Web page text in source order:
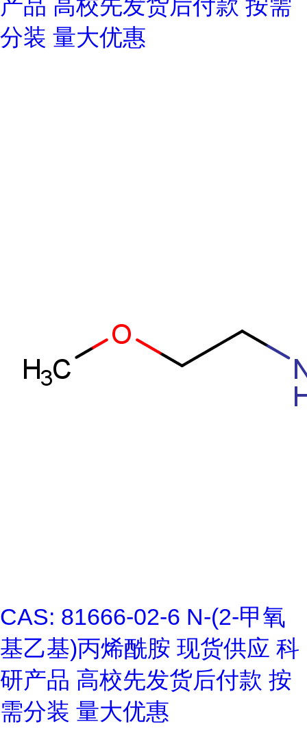
产品 高校先发货后付款 按需
分装 量大优惠
CAS: 81666-02-6 N-(2-甲氧
基乙基)丙烯酰胺 现货供应 科
研产品 高校先发货后付款 按
需分装 量大优惠